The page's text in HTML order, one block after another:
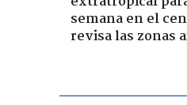
semana en el
revisa las zonas